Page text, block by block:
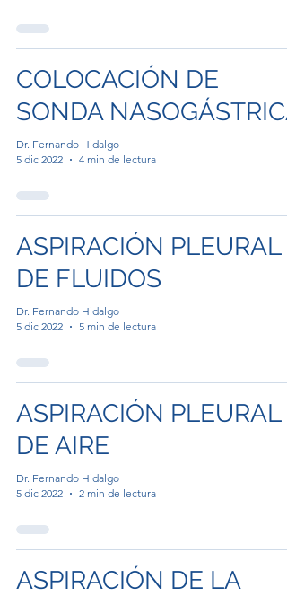
COLOCACIÓN DE
SONDA NASOGÁSTRICA
Dr. Fernando Hidalgo
5 dic 2022
4 min de lectura
ASPIRACIÓN PLEURAL
DE FLUIDOS
Dr. Fernando Hidalgo
5 dic 2022
5 min de lectura
ASPIRACIÓN PLEURAL
DE AIRE
Dr. Fernando Hidalgo
5 dic 2022
2 min de lectura
ASPIRACIÓN DE LA